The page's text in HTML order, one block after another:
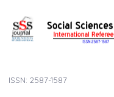
ISSN: 2587-1587